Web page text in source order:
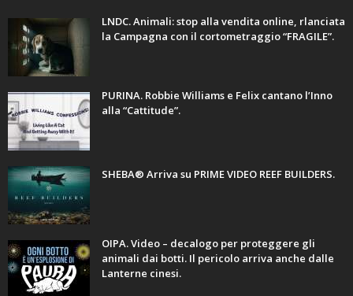
LNDC. Animali: stop alla vendita online, rlanciata
la Campagna con il cortometraggio “FRAGILE”.
PURINA. Robbie Williams e Felix cantano l’Inno
alla “Cattitude”.
SHEBA® Arriva su PRIME VIDEO REEF BUILDERS.
OIPA. Video – decalogo per proteggere gli
animali dai botti. Il pericolo arriva anche dalle
Lanterne cinesi.